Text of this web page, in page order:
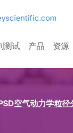
测试 产品 资源
空气动力学粒径